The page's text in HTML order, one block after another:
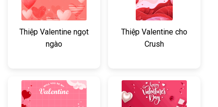
Thiệp Valentine ngọt
ngào
Thiệp Valentine cho
Crush